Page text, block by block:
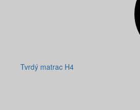
Tvrdý matrac H4